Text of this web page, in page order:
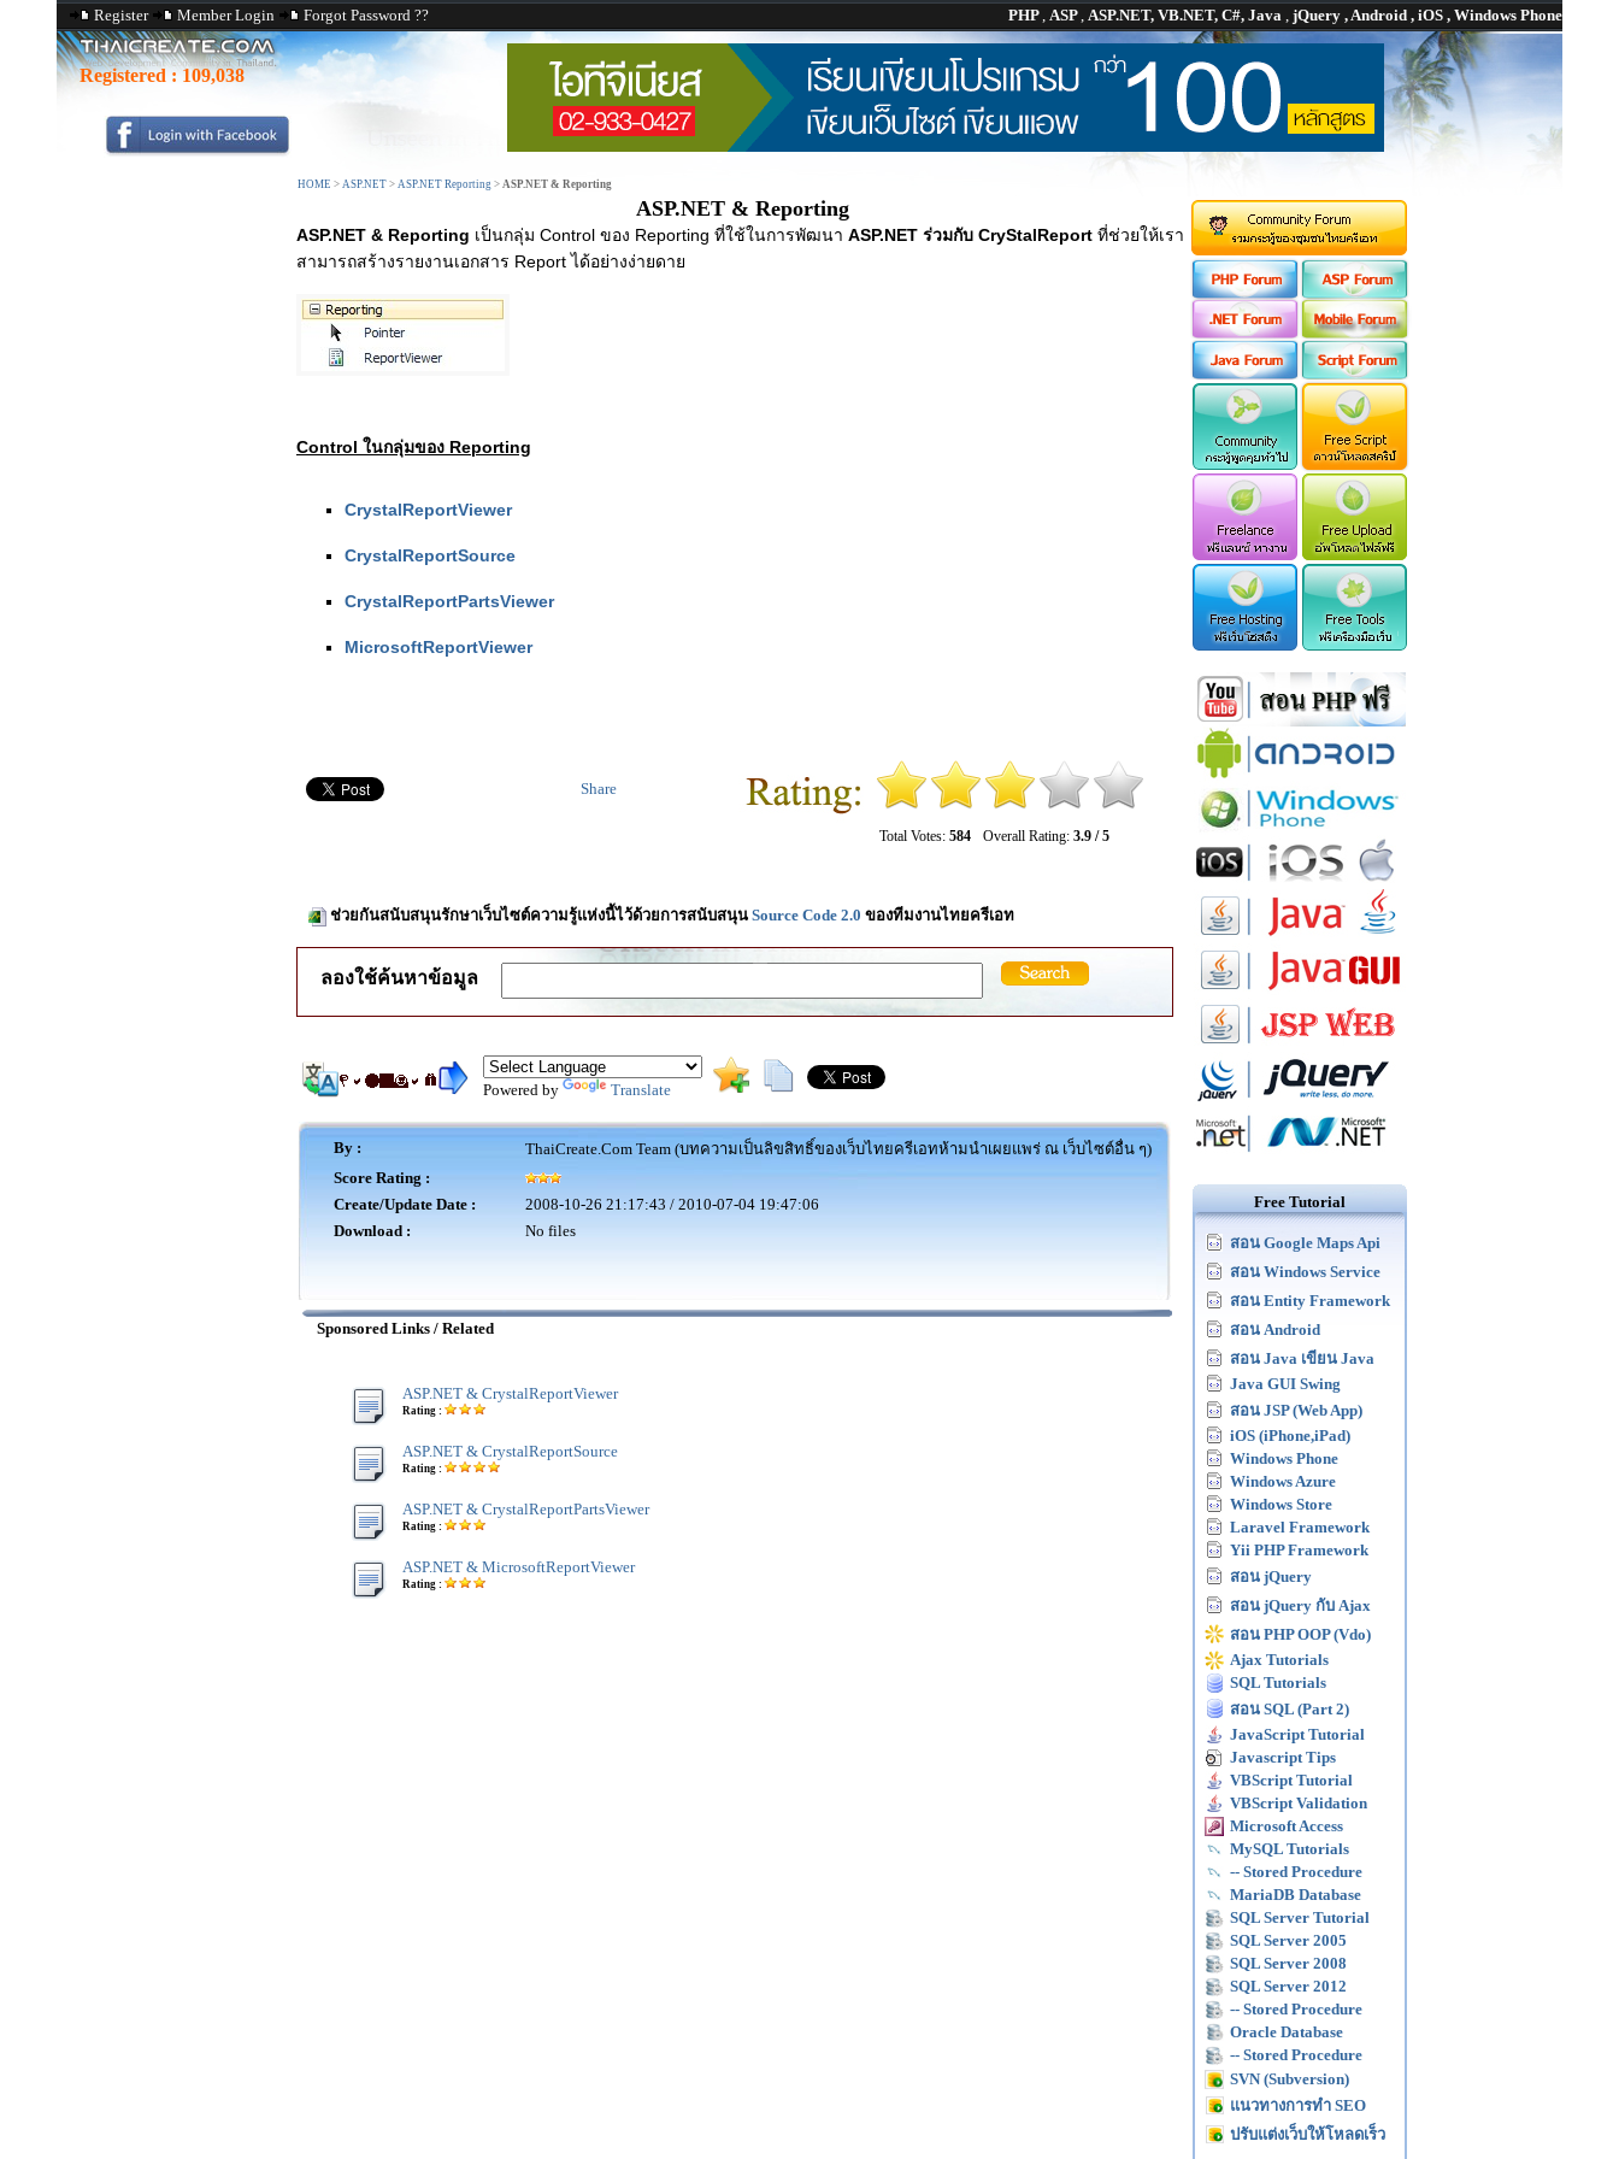
Register Member Login Forgot Password ?? PHP, ASP, ASP.NET, VB.NET, C#, Java , jQuery , Android , iOS , Windows Phone
Registered : 109,038
HOME > ASP.NET > ASP.NET Reporting > ASP.NET & Reporting
ASP.NET & Reporting
ASP.NET & Reporting เป็นกลุ่ม Control ของ Reporting ที่ใช้ในการพัฒนา ASP.NET ร่วมกับ CryStalReport ที่ช่วยให้เรา
สามารถสร้างรายงานเอกสาร Report ได้อย่างง่ายดาย
Control ในกลุ่มของ Reporting
CrystalReportViewer
CrystalReportSource
CrystalReportPartsViewer
MicrosoftReportViewer
Total Votes: 584 Overall Rating: 3.9 / 5
Share
ช่วยกันสนับสนุนรักษาเว็บไซต์ความรู้แห่งนี้ไว้ด้วยการสนับสนุน Source Code 2.0 ของทีมงานไทยครีเอท
ลองใช้ค้นหาข้อมูล
Powered by Translate
By :
ThaiCreate.Com Team (บทความเป็นลิขสิทธิ์ของเว็บไทยครีเอทห้ามนำเผยแพร่ ณ เว็บไซต์อื่น ๆ)
Score Rating :
Create/Update Date :
2008-10-26 21:17:43 / 2010-07-04 19:47:06
Download :
No files
Sponsored Links / Related
ASP.NET & CrystalReportViewer
Rating :
ASP.NET & CrystalReportSource
Rating :
ASP.NET & CrystalReportPartsViewer
Rating :
ASP.NET & MicrosoftReportViewer
Rating :
Free Tutorial
สอน Google Maps Api
สอน Windows Service
สอน Entity Framework
สอน Android
สอน Java เขียน Java
Java GUI Swing
สอน JSP (Web App)
iOS (iPhone,iPad)
Windows Phone
Windows Azure
Windows Store
Laravel Framework
Yii PHP Framework
สอน jQuery
สอน jQuery กับ Ajax
สอน PHP OOP (Vdo)
Ajax Tutorials
SQL Tutorials
สอน SQL (Part 2)
JavaScript Tutorial
Javascript Tips
VBScript Tutorial
VBScript Validation
Microsoft Access
MySQL Tutorials
-- Stored Procedure
MariaDB Database
SQL Server Tutorial
SQL Server 2005
SQL Server 2008
SQL Server 2012
-- Stored Procedure
Oracle Database
-- Stored Procedure
SVN (Subversion)
แนวทางการทำ SEO
ปรับแต่งเว็บให้โหลดเร็ว